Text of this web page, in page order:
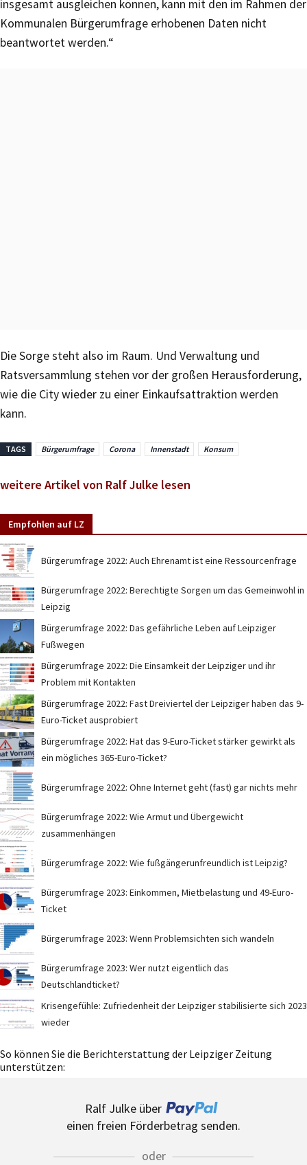
insgesamt ausgleichen können, kann mit den im Rahmen der
Kommunalen Bürgerumfrage erhobenen Daten nicht
beantwortet werden.“
Die Sorge steht also im Raum. Und Verwaltung und
Ratsversammlung stehen vor der großen Herausforderung,
wie die City wieder zu einer Einkaufsattraktion werden
kann.
TAGS Bürgerumfrage Corona Innenstadt Konsum
weitere Artikel von Ralf Julke lesen
Empfohlen auf LZ
Bürgerumfrage 2022: Auch Ehrenamt ist eine Ressourcenfrage
Bürgerumfrage 2022: Berechtigte Sorgen um das Gemeinwohl in
Leipzig
Bürgerumfrage 2022: Das gefährliche Leben auf Leipziger
Fußwegen
Bürgerumfrage 2022: Die Einsamkeit der Leipziger und ihr
Problem mit Kontakten
Bürgerumfrage 2022: Fast Dreiviertel der Leipziger haben das 9-
Euro-Ticket ausprobiert
Bürgerumfrage 2022: Hat das 9-Euro-Ticket stärker gewirkt als
ein mögliches 365-Euro-Ticket?
Bürgerumfrage 2022: Ohne Internet geht (fast) gar nichts mehr
Bürgerumfrage 2022: Wie Armut und Übergewicht
zusammenhängen
Bürgerumfrage 2022: Wie fußgängerunfreundlich ist Leipzig?
Bürgerumfrage 2023: Einkommen, Mietbelastung und 49-Euro-
Ticket
Bürgerumfrage 2023: Wenn Problemsichten sich wandeln
Bürgerumfrage 2023: Wer nutzt eigentlich das
Deutschlandticket?
Krisengefühle: Zufriedenheit der Leipziger stabilisierte sich 2023
wieder
So können Sie die Berichterstattung der Leipziger Zeitung
unterstützen:
Ralf Julke über
einen freien Förderbetrag senden.
oder